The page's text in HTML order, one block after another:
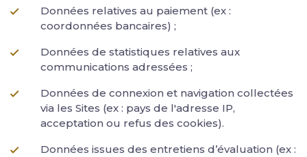
Données relatives au paiement (ex :
coordonnées bancaires) ;
Données de statistiques relatives aux
communications adressées ;
Données de connexion et navigation collectées
via les Sites (ex : pays de l'adresse IP,
acceptation ou refus des cookies).
Données issues des entretiens d’évaluation (ex :